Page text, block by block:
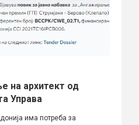
на архитект од
Управа
има потреба за